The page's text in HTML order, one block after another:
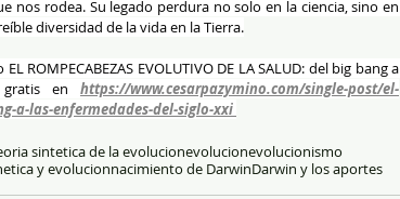
rodea. Su legado perdura no solo en la ciencia, sino en
diversidad de la vida en la Tierra.
ROMPECABEZAS EVOLUTIVO DE LA SALUD: del big bang a
en https://www.cesarpazymino.com/single-post/el-
a-las-enfermedades-del-siglo-xxi
sintetica de la evolucionevolucionevolucionismo
y evolucionnacimiento de DarwinDarwin y los aportes